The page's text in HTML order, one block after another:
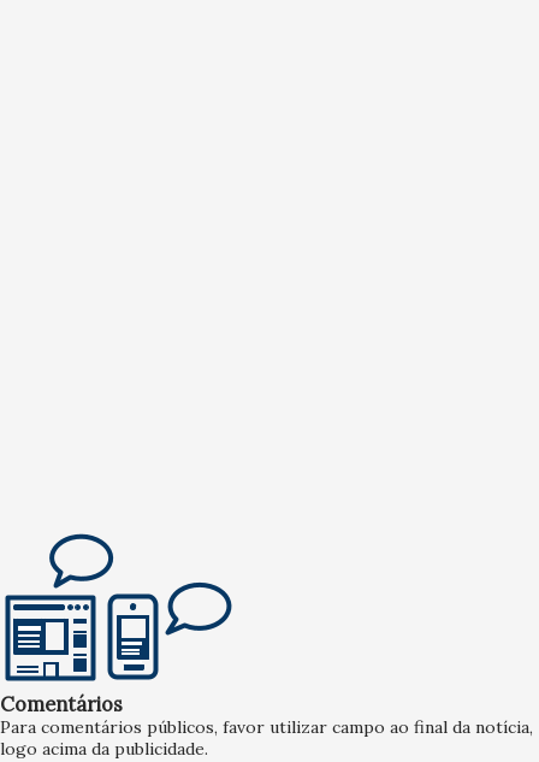
Comentários
Para comentários públicos, favor utilizar campo ao final da notícia,
logo acima da publicidade.